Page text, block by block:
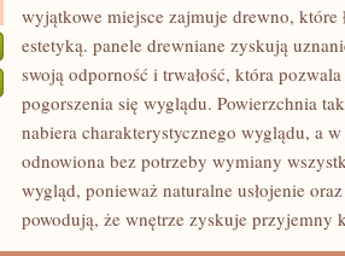
JAKIE
PLUSY
MAJĄ
DREWNIANE
PODŁOGI
wyjątkowe miejsce zajmuje drewno,
estetyką. panele drewniane zyskują
swoją odporność i trwałość, która
pogorszenia się wyglądu. Powierzchnia
nabiera charakterystycznego wyglądu, a
odnowiona bez potrzeby wymiany
wygląd, ponieważ naturalne usłojenie
powodują, że wnętrze zyskuje przyjemny